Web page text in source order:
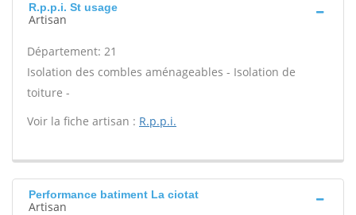
R.p.p.i. St usage
Artisan
Département: 21
Isolation des combles aménageables - Isolation de
toiture -
Voir la fiche artisan : R.p.p.i.
Performance batiment La ciotat
Artisan